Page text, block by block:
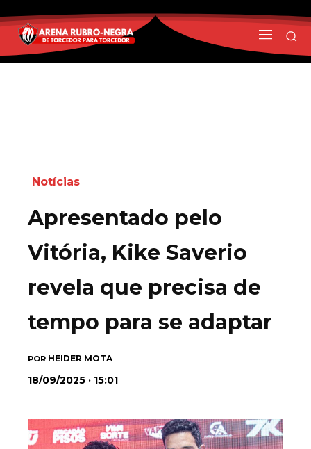
Notícias
Apresentado pelo
Vitória, Kike Saverio
revela que precisa de
tempo para se adaptar
POR HEIDER MOTA
18/09/2025 · 15:01